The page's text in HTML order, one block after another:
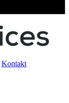
Kontakt